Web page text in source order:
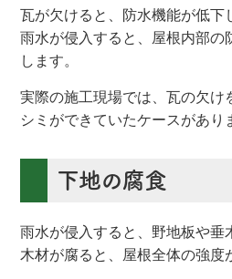
瓦が欠けると、防水機能が低下
雨水が侵入すると、屋根内部の
します。
実際の施工現場では、瓦の欠け
シミができていたケースがあり
下地の腐食
雨水が侵入すると、野地板や垂
木材が腐ると、屋根全体の強度